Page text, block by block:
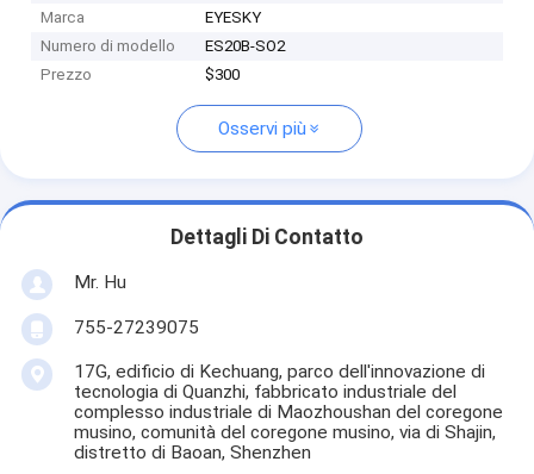
Marca
EYESKY
Numero di modello
ES20B-SO2
Prezzo
$300
Osservi più
Dettagli Di Contatto
Mr. Hu
755-27239075
17G, edificio di Kechuang, parco dell'innovazione di
tecnologia di Quanzhi, fabbricato industriale del
complesso industriale di Maozhoushan del coregone
musino, comunità del coregone musino, via di Shajin,
distretto di Baoan, Shenzhen